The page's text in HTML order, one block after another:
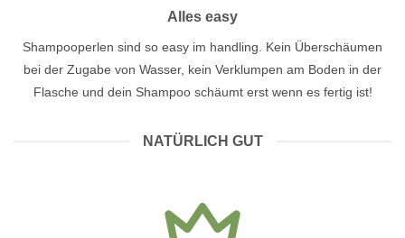
Alles easy
Shampooperlen sind so easy im handling. Kein Überschäumen
bei der Zugabe von Wasser, kein Verklumpen am Boden in der
Flasche und dein Shampoo schäumt erst wenn es fertig ist!
NATÜRLICH GUT